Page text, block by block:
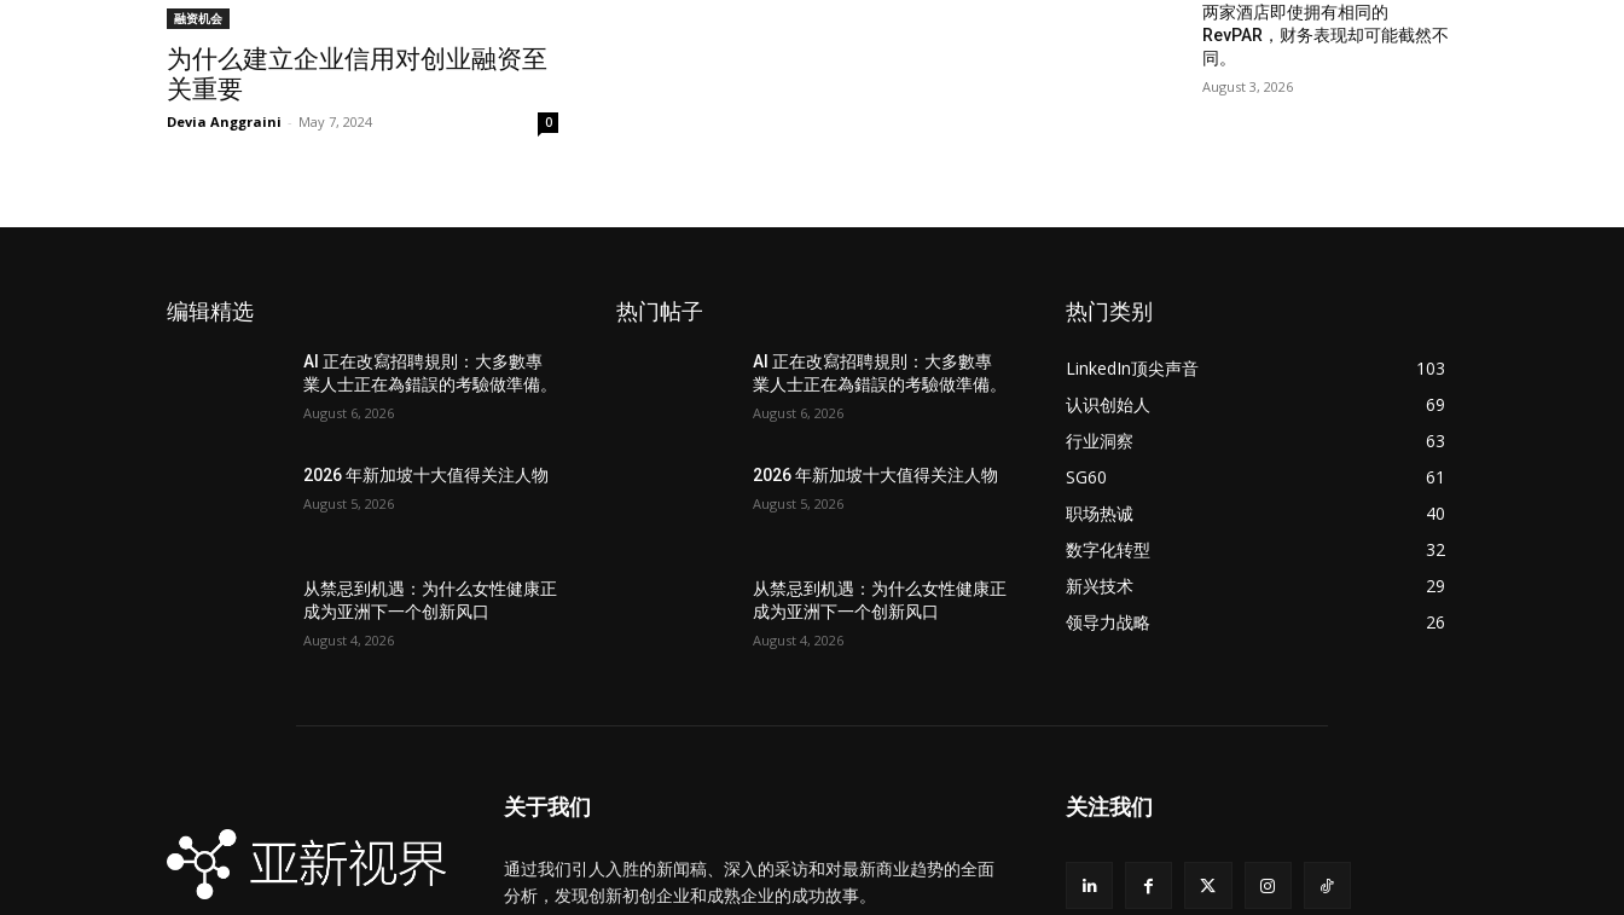
融资机会
为什么建立企业信用对创业融资至
关重要
Devia Anggraini - May 7, 2024 0
两家酒店即使拥有相同的
RevPAR，财务表现却可能截然不
同。
August 3, 2026
编辑精选
AI 正在改寫招聘規則：大多數專
業人士正在為錯誤的考驗做準備。
August 6, 2026
2026 年新加坡十大值得关注人物
August 5, 2026
从禁忌到机遇：为什么女性健康正
成为亚洲下一个创新风口
August 4, 2026
热门帖子
AI 正在改寫招聘規則：大多數專
業人士正在為錯誤的考驗做準備。
August 6, 2026
2026 年新加坡十大值得关注人物
August 5, 2026
从禁忌到机遇：为什么女性健康正
成为亚洲下一个创新风口
August 4, 2026
热门类别
LinkedIn顶尖声音
103
认识创始人
69
行业洞察
63
SG60
61
职场热诚
40
数字化转型
32
新兴技术
29
领导力战略
26
关于我们
通过我们引人入胜的新闻稿、深入的采访和对最新商业趋势的全面
分析，发现创新初创企业和成熟企业的成功故事。
关注我们